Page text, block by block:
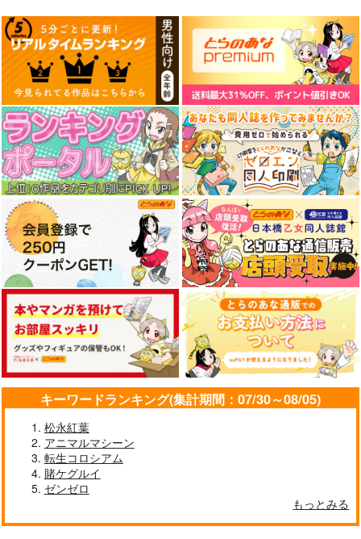
サンプル
作品詳細
385 （税込）
サンプル
作品詳細
サンプル
作品詳細
宇宙戦艦ヤマト2202
妄想篇下巻の壱
富士原屋
1,540円（税込）
サンプル
作品詳細
けしからんイラストレ
ーションズ１４
にくきゅうのせんした
ち
385円（税込）
サーシャ
サンプル
Yamato Crew Everyd
ay Special 07
KIYO CLUB
1,573円（税込）
サーシャ
サンプル
キーワードランキング(集計期間：07/30～08/05)
松永紅葉
アニマルマシーン
転生コロシアム
賭ケグルイ
ゼンゼロ
もっとみる